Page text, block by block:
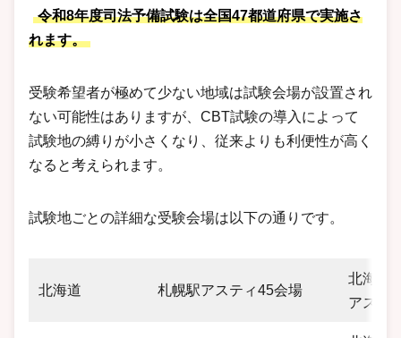
令和8年度司法予備試験は全国47都道府県で実施さ
れます。
受験希望者が極めて少ない地域は試験会場が設置され
ない可能性はありますが、CBT試験の導入によって
試験地の縛りが小さくなり、従来よりも利便性が高く
なると考えられます。
試験地ごとの詳細な受験会場は以下の通りです。
北海道 札幌駅アスティ45会場
北海道
アステ